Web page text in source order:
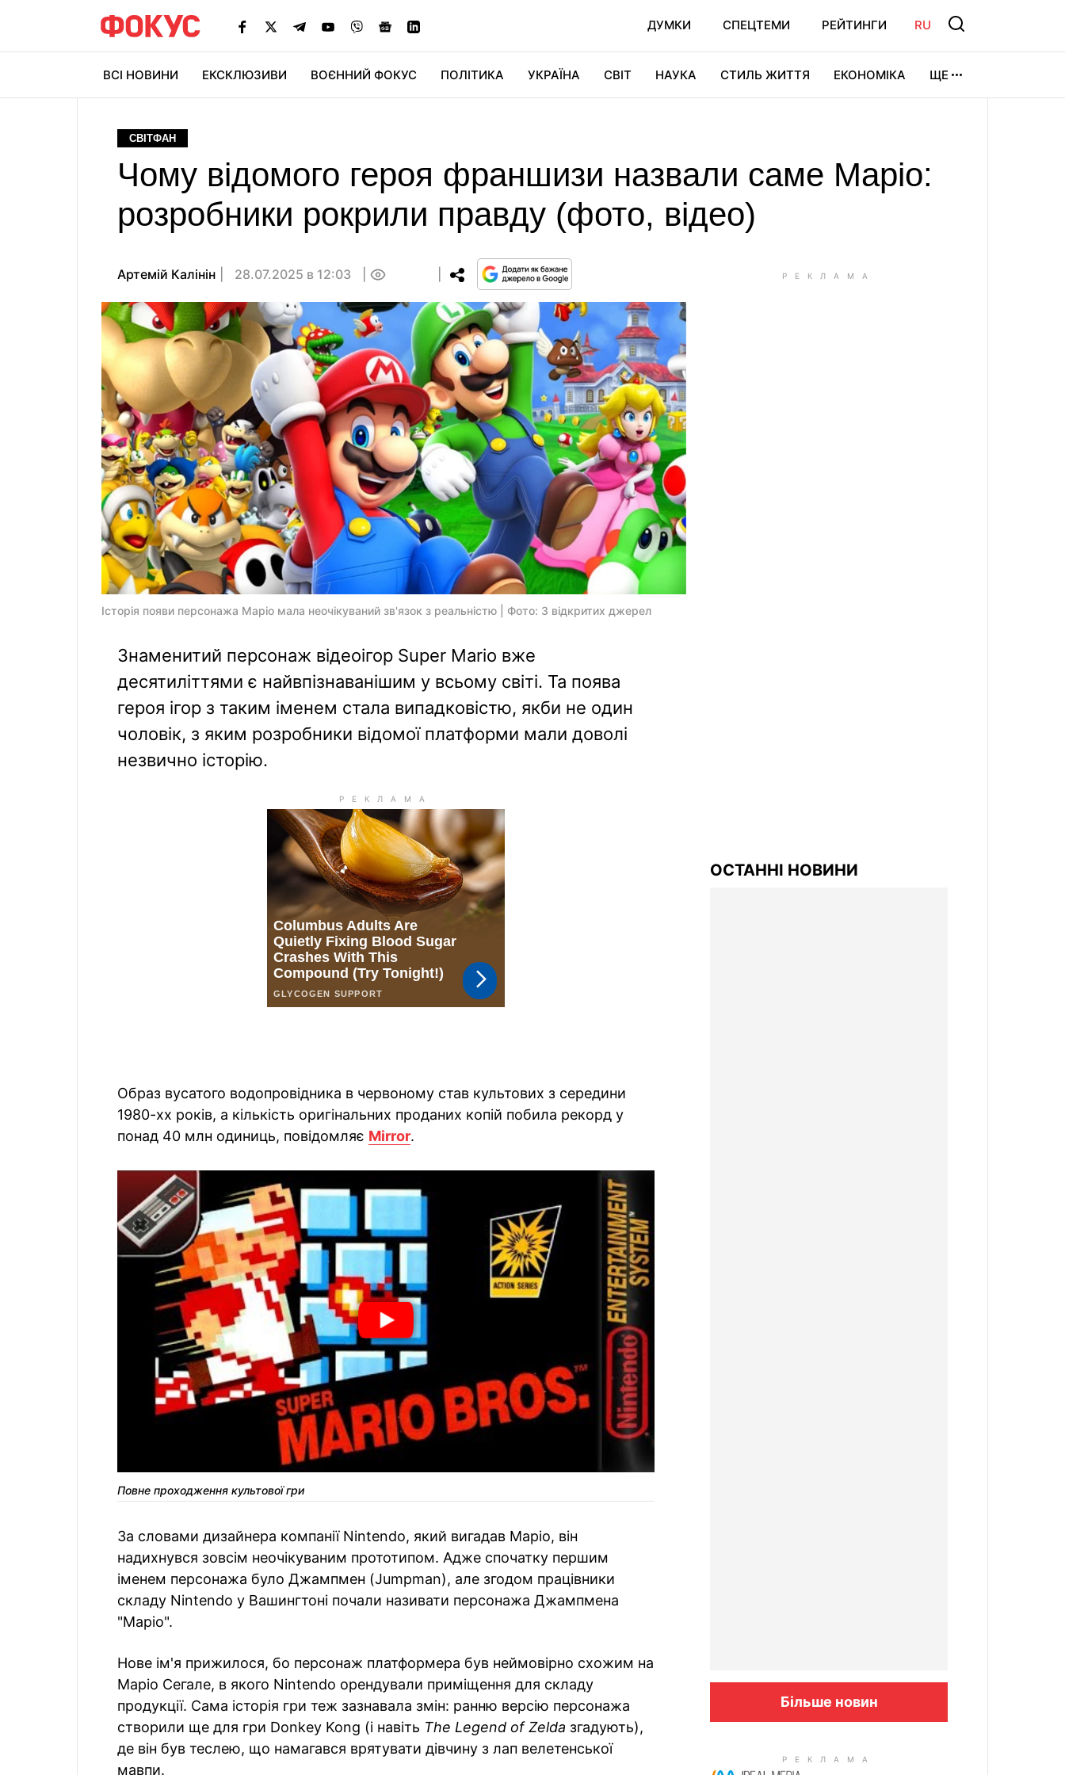
ДУМКИ СПЕЦТЕМИ РЕЙТИНГИ RU
ВСІ НОВИНИ ЕКСКЛЮЗИВИ ВОЄННИЙ ФОКУС ПОЛІТИКА УКРАЇНА СВІТ НАУКА СТИЛЬ ЖИТТЯ ЕКОНОМІКА ЩЕ
СВІТФАН
Чому відомого героя франшизи назвали саме Маріо:
розробники рокрили правду (фото, відео)
Артемій Калінін 28.07.2025 в 12:03
Історія появи персонажа Маріо мала неочікуваний зв'язок з реальністю | Фото: З відкритих джерел
Знаменитий персонаж відеоігор Super Mario вже
десятиліттями є найвпізнаванішим у всьому світі. Та поява
героя ігор з таким іменем стала випадковістю, якби не один
чоловік, з яким розробники відомої платформи мали доволі
незвично історію.
Образ вусатого водопровідника в червоному став культових з середини
1980-хх років, а кількість оригінальних проданих копій побила рекорд у
понад 40 млн одиниць, повідомляє Mirror.
Повне проходження культової гри
За словами дизайнера компанії Nintendo, який вигадав Маріо, він
надихнувся зовсім неочікуваним прототипом. Адже спочатку першим
іменем персонажа було Джампмен (Jumpman), але згодом працівники
складу Nintendo у Вашингтоні почали називати персонажа Джампмена
"Маріо".
Нове ім'я прижилося, бо персонаж платформера був неймовірно схожим на
Маріо Сегале, в якого Nintendo орендували приміщення для складу
продукції. Cама історія гри теж зазнавала змін: ранню версію персонажа
створили ще для гри Donkey Kong (і навіть The Legend of Zelda згадують),
де він був теслею, що намагався врятувати дівчину з лап велетенської
мавпи.
ОСТАННІ НОВИНИ
Більше новин